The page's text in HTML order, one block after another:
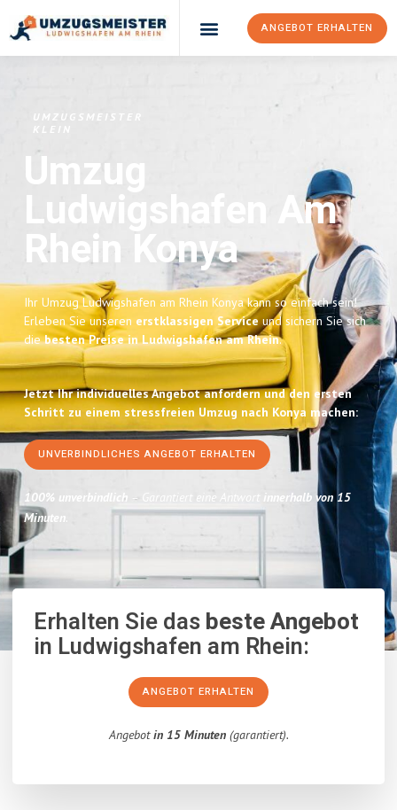
ANGEBOT ERHALTEN
UMZUGSMEISTER
KLEIN
Umzug
Ludwigshafen Am
Rhein Konya
Ihr Umzug Ludwigshafen am Rhein Konya kann so einfach sein!
Erleben Sie unseren erstklassigen Serviceund sichern Sie sich
diebesten Preise in Ludwigshafen am Rhein.
Jetzt Ihr individuelles Angebot anfordern und den ersten
Schritt zu einem stressfreien Umzug nach Konya machen:
UNVERBINDLICHES ANGEBOT ERHALTEN
100% unverbindlich – Garantiert eine Antwort
innerhalb von 15
Minuten.
Erhalten Sie dasbeste Angebot
in Ludwigshafen am Rhein:
ANGEBOT ERHALTEN
Angebotin 15 Minuten(garantiert).